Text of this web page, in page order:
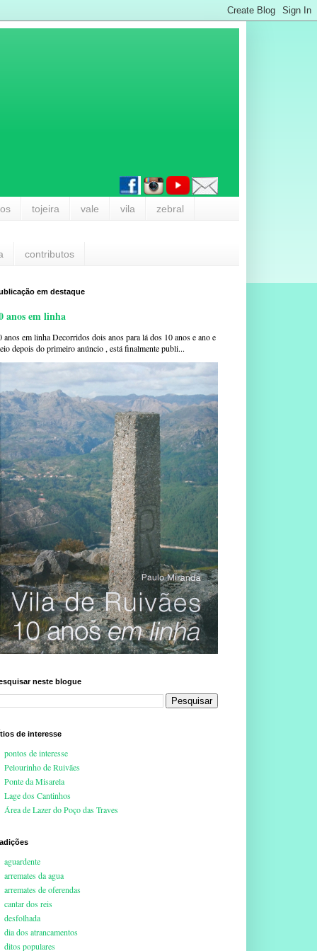
tojeira vale vila zebral
contributos
em destaque
anos em linha
anos em linha Decorridos dois anos para lá dos 10 anos e ano e
depois do primeiro anúncio , está finalmente publi...
neste blogue
de interesse
pontos de interesse
Pelourinho de Ruivães
Ponte da Misarela
Lage dos Cantinhos
Área de Lazer do Poço das Traves
aguardente
arremates da agua
arremates de oferendas
cantar dos reis
desfolhada
dia dos atrancamentos
ditos populares